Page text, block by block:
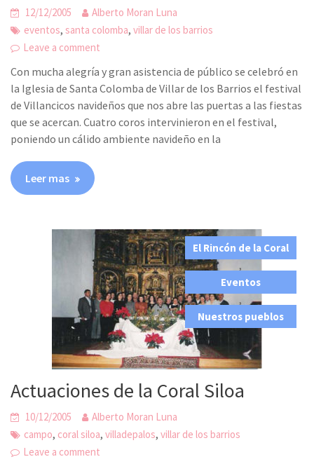
12/12/2005
Alberto Moran Luna
eventos,santa colomba,villar de los barrios
Leave a comment
Con mucha alegría y gran asistencia de público se celebró en
la Iglesia de Santa Colomba de Villar de los Barrios el festival
de Villancicos navideños que nos abre las puertas a las fiestas
que se acercan. Cuatro coros intervinieron en el festival,
poniendo un cálido ambiente navideño en la
Leer mas
El Rincón de la Coral
,
Eventos
,
Nuestros pueblos
Actuaciones de la Coral Siloa
10/12/2005
Alberto Moran Luna
campo, coral siloa,villadepalos,villar de los barrios
Leave a comment